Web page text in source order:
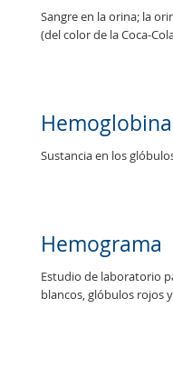
Sangreen laorina; laori
(delcolorde laCoca-Col
Hemoglobina
Sustanciaen losglóbulo
Hemograma
Estudio de laboratorio p
blancos,glóbulos rojosy